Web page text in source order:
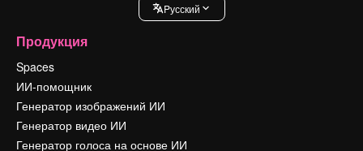
Pусский
Продукция
Spaces
ИИ-помощник
Генератор изображений ИИ
Генератор видео ИИ
Генератор голоса на основе ИИ